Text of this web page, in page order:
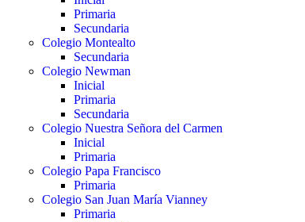
Primaria
Secundaria
Colegio Montealto
Secundaria
Colegio Newman
Inicial
Primaria
Secundaria
Colegio Nuestra Señora del Carmen
Inicial
Primaria
Colegio Papa Francisco
Primaria
Colegio San Juan María Vianney
Primaria